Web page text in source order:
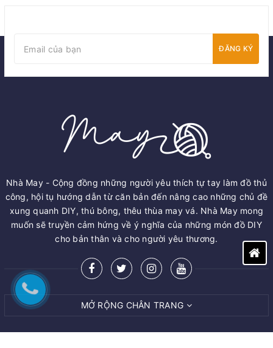
ĐĂNG KÝ
Nhà May - Cộng đồng những người yêu thích tự tay làm đồ thủ
công, hội tụ hướng dẫn từ căn bản đến nâng cao những chủ đề
xung quanh DIY, thú bông, thêu thùa may vá. Nhà May mong
muốn sẽ truyền cảm hứng về ý nghĩa của những món đồ DIY
cho bản thân và cho người yêu thương.
MỞ RỘNG CHÂN TRANG